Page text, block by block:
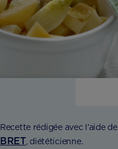
Recette rédigée avec l’aide de
BRET, diététicienne.